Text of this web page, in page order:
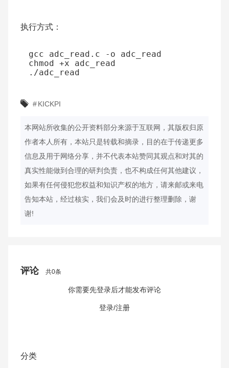
执行方式：
./adc_read
#KICKPI
本网站所收集的公开资料部分来源于互联网，其版权归原
作者本人所有，本站只是转载和摘录，目的在于传递更多
信息及用于网络分享，并不代表本站赞同其观点和对其的
真实性能做到合理的研判负责，也不构成任何其他建议，
如果有任何侵犯您权益和知识产权的地方，请来邮或来电
告知本站，经过核实，我们会及时的进行整理删除，谢
谢!
评论 共0条
你需要先登录后才能发布评论
登录/注册
分类